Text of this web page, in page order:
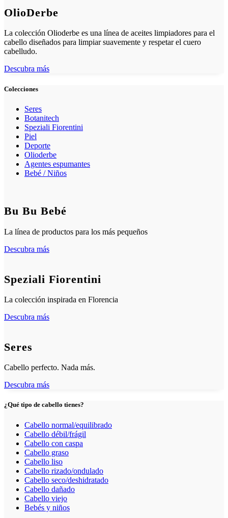
OlioDerbe
La colección Olioderbe es una línea de aceites limpiadores para el
cabello diseñados para limpiar suavemente y respetar el cuero
cabelludo.
Descubra más
Colecciones
Seres
Botanitech
Speziali Fiorentini
Piel
Deporte
Olioderbe
Agentes espumantes
Bebé / Niños
Bu Bu Bebé
La línea de productos para los más pequeños
Descubra más
Speziali Fiorentini
La colección inspirada en Florencia
Descubra más
Seres
Cabello perfecto. Nada más.
Descubra más
¿Qué tipo de cabello tienes?
Cabello normal/equilibrado
Cabello débil/frágil
Cabello con caspa
Cabello graso
Cabello liso
Cabello rizado/ondulado
Cabello seco/deshidratado
Cabello dañado
Cabello viejo
Bebés y niños